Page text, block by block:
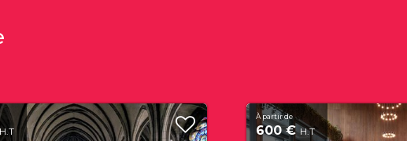
H.T
À partir de
600 €H.T